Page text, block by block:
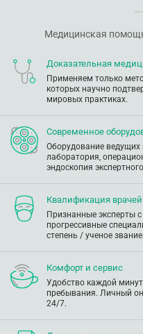
Медицинская
Доказательная
Применяем только
которых научно
мировых практиках.
Современное
Оборудование ведущих
лаборатория,
эндоскопия
Квалификация врачей
Признанные эксперты
прогрессивные
степень / ученое звание.
Комфорт и сервис
Удобство каждой
пребывания. Личный
24/7.